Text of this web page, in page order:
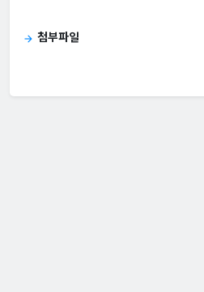
arrow_forward 첨부파일